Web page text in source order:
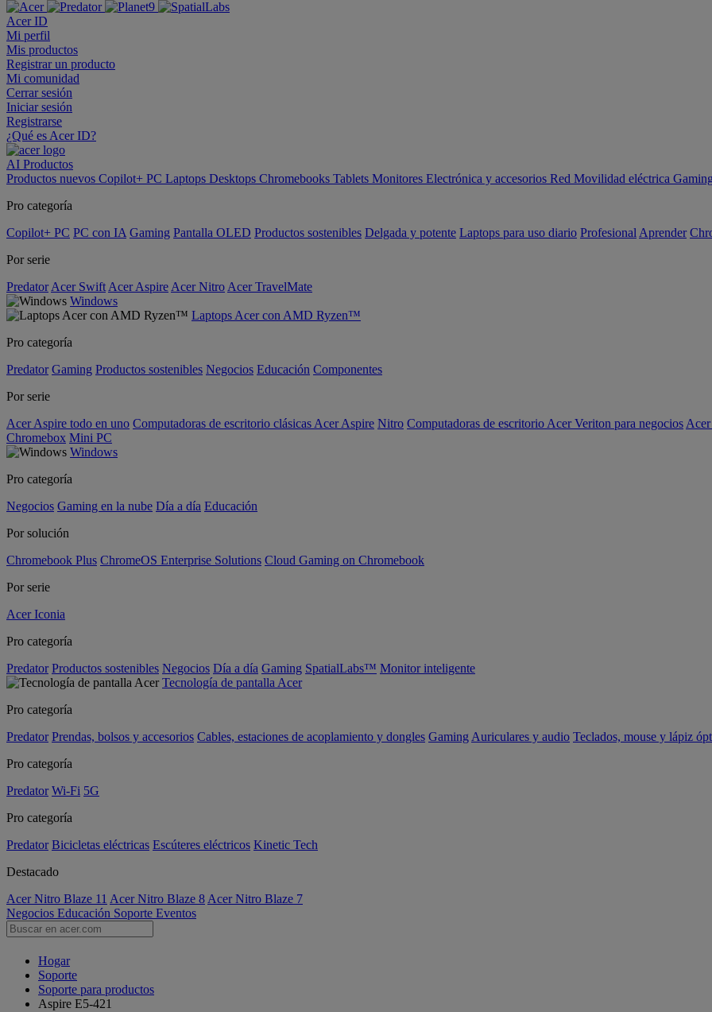
Acer ID
Mi perfil
Mis productos
Registrar un producto
Mi comunidad
Cerrar sesión
Iniciar sesión
Registrarse
¿Qué es Acer ID?
AI Productos
Productos nuevos Copilot+ PC Laptops Desktops Chromebooks Tablets Monitores Electrónica y accesorios Red Movilidad eléctrica
Pro categoría
Copilot+ PC PC con IA Gaming Pantalla OLED Productos sostenibles Delgada y potente Laptops para uso diario Profesional Aprender
Por serie
Predator Acer Swift Acer Aspire Acer Nitro Acer TravelMate
Windows
Laptops Acer con AMD Ryzen™
Pro categoría
Predator Gaming Productos sostenibles Negocios Educación Componentes
Por serie
Acer Aspire todo en uno Computadoras de escritorio clásicas Acer Aspire Nitro Computadoras de escritorio Acer Veriton para negocios
Chromebox Mini PC
Windows
Pro categoría
Negocios Gaming en la nube Día a día Educación
Por solución
Chromebook Plus ChromeOS Enterprise Solutions Cloud Gaming on Chromebook
Por serie
Acer Iconia
Pro categoría
Predator Productos sostenibles Negocios Día a día Gaming SpatialLabs™ Monitor inteligente
Tecnología de pantalla Acer
Pro categoría
Predator Prendas, bolsos y accesorios Cables, estaciones de acoplamiento y dongles Gaming Auriculares y audio Teclados, mouse y lápiz
Pro categoría
Predator Wi-Fi 5G
Pro categoría
Predator Bicicletas eléctricas Escúteres eléctricos Kinetic Tech
Destacado
Acer Nitro Blaze 11 Acer Nitro Blaze 8 Acer Nitro Blaze 7
Negocios Educación Soporte Eventos
Hogar
Soporte
Soporte para productos
Aspire E5-421